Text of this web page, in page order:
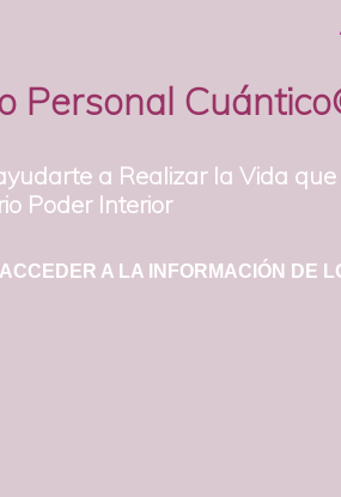
Personal
a Realizar la Vida
Poder Interior
A LA INFORMACIÓN DE